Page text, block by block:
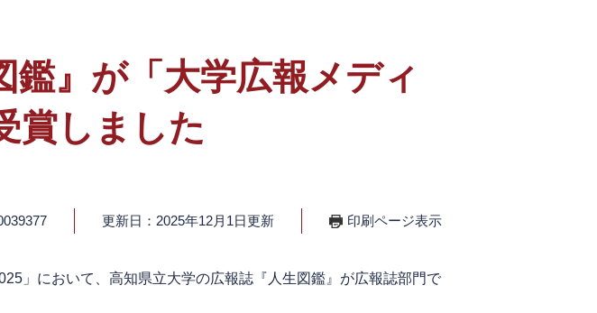
鑑』が「大学広報メディ
賞しました
更新日：2025年12月1日更新 印刷ページ表示
」において、高知県立大学の広報誌『人生図鑑』が広報誌部門で